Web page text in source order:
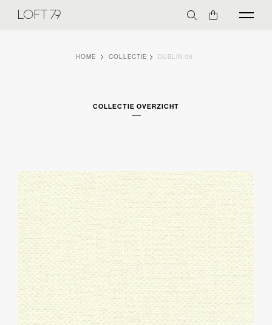
HOME COLLECTIE DUBLIN 08
COLLECTIE OVERZICHT